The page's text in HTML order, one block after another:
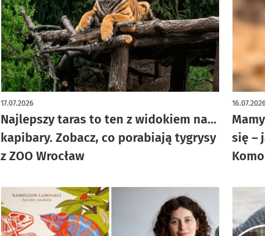
Najlepszy taras to ten z widokiem na…
kapibary. Zobacz, co porabiają tygrysy
z ZOO Wrocław
17.07.2026
się –